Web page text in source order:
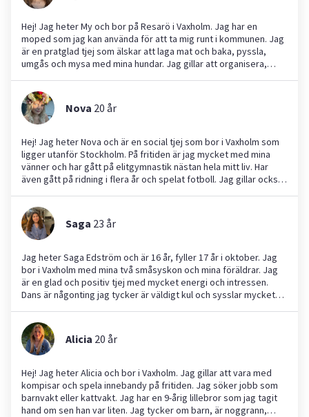
Hej! Jag heter My och bor på Resarö i Vaxholm. Jag har en
moped som jag kan använda för att ta mig runt i kommunen. Jag
är en pratglad tjej som älskar att laga mat och baka, pyssla,
umgås och mysa med mina hundar. Jag gillar att organisera,
men har mest erfarenhet av att vara barnvakt genom Yepstr. Jag
ser fram emot att hjälpa till med olika uppgifter!
Nova 20 år
Hej! Jag heter Nova och är en social tjej som bor i Vaxholm som
ligger utanför Stockholm. På fritiden är jag mycket med mina
vänner och har gått på elitgymnastik nästan hela mitt liv. Har
även gått på ridning i flera år och spelat fotboll. Jag gillar också
och piano. Min familj består av min mamma, pappa, lillebror på 14
år och min kära katt Zoe. Jag har mycket erfarenhet av att ta
hand om barn då jag jobbat som gymnastik tränare och har
under 1 års tid varit barnvakt åt en 5årig pojke. Jag har en
lillebror och yngre kusiner som jag har varit barnvakt till också.
Eftersom jag har ridit så är jag van att ta hand om hästar. Andra
djur jag är van vid är katter och hundar. Jag är en mycket social,
glad och ambitiös tjej som har lätt till skratt.
Saga 23 år
Jag heter Saga Edström och är 16 år, fyller 17 år i oktober. Jag
bor i Vaxholm med mina två småsyskon och mina föräldrar. Jag
är en glad och positiv tjej med mycket energi och intressen.
Dans är någonting jag tycker är väldigt kul och sysslar mycket
familjen. Jag söker jobb som exempelvis festhjälp eller
barnpassning, men egentligen skulle jag kunna jobba med det
mesta! Jag är en glad och positiv person som får mycket energi
av att umgås men människor och som tycker att det är kul att
jobba. Jag har även mycket erfarenhet av att jobba här på
yepstr och har en väldigt positiv inställning till jobb här!
Alicia 20 år
Hej! Jag heter Alicia och bor i Vaxholm. Jag gillar att vara med
kompisar och spela innebandy på fritiden. Jag söker jobb som
barnvakt eller kattvakt. Jag har en 9-årig lillebror som jag tagit
hand om sen han var liten. Jag tycker om barn, är noggrann,